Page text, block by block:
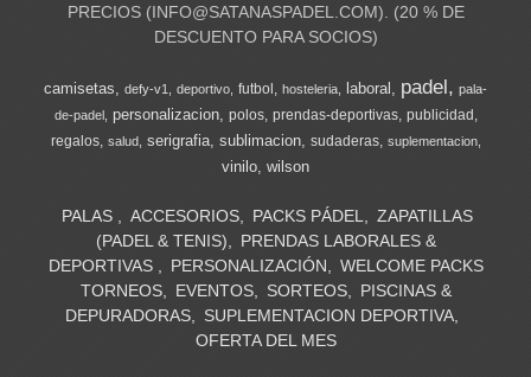
PRECIOS (INFO@SATANASPADEL.COM). (20 % DE
DESCUENTO PARA SOCIOS)
camisetas defy-v1 deportivo futbol hosteleria laboral padel
pala-
de-padel
personalizacion polos prendas-deportivas publicidad
regalos
salud serigrafia sublimacion sudaderas suplementacion
vinilo wilson
PALAS ACCESORIOS PACKS PÁDEL
ZAPATILLAS
(PADEL & TENIS)
PRENDAS LABORALES &
DEPORTIVAS
PERSONALIZACIÓN
WELCOME PACKS
TORNEOS
EVENTOS SORTEOS
PISCINAS &
DEPURADORAS
SUPLEMENTACION DEPORTIVA
OFERTA DEL MES